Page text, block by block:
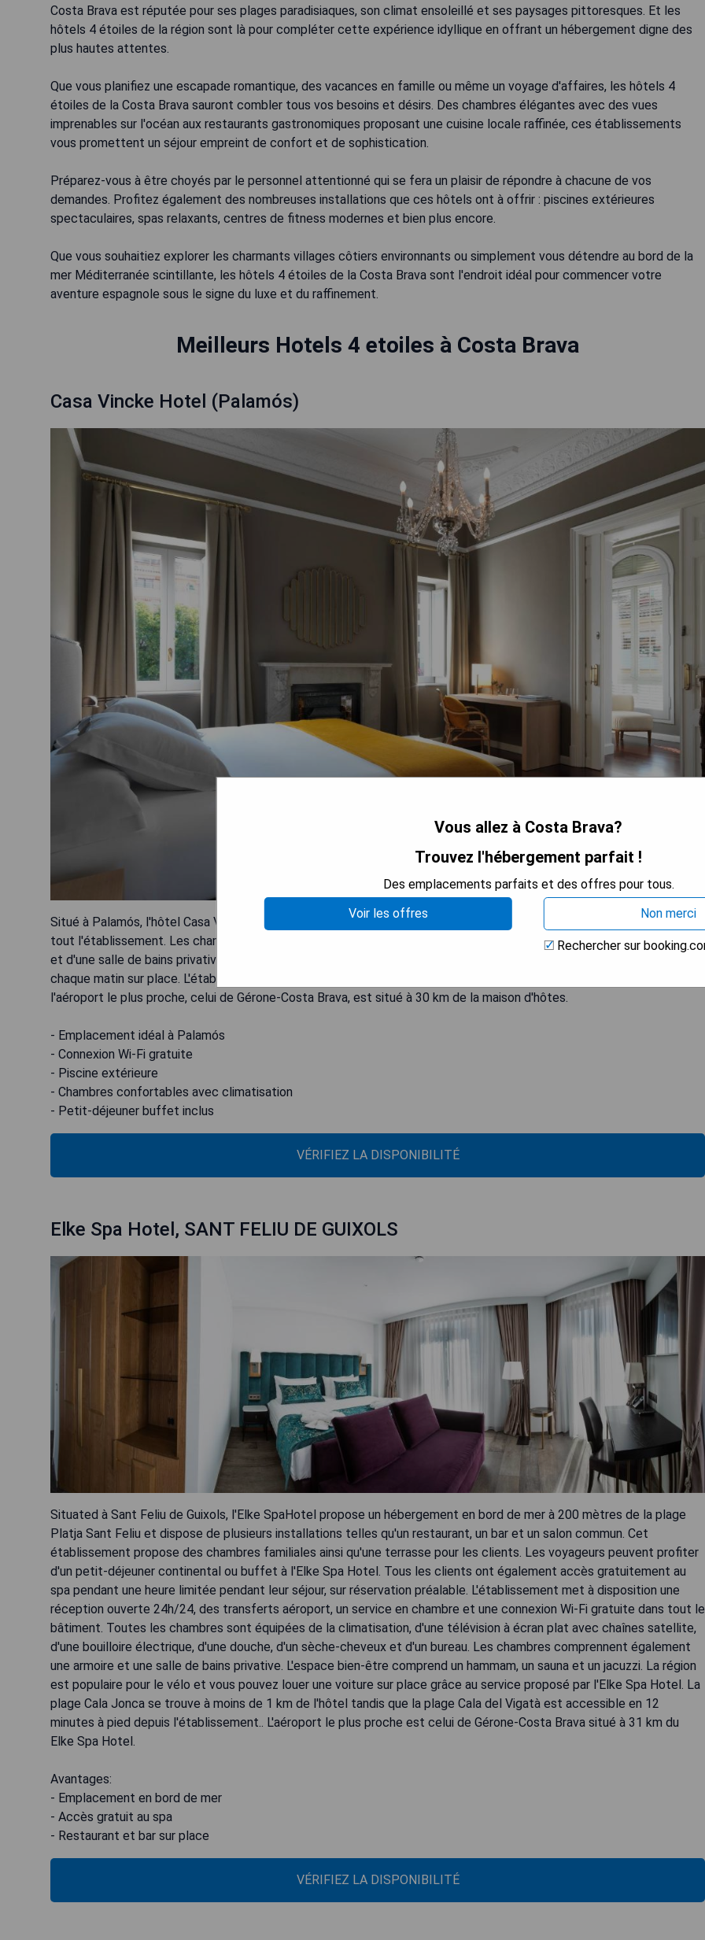
Costa Brava est réputée pour ses plages paradisiaques, son climat ensoleillé et ses paysages pittoresques. Et les
hôtels 4 étoiles de la région sont là pour compléter cette expérience idyllique en offrant un hébergement digne des
plus hautes attentes.
Que vous planifiez une escapade romantique, des vacances en famille ou même un voyage d'affaires, les hôtels 4
étoiles de la Costa Brava sauront combler tous vos besoins et désirs. Des chambres élégantes avec des vues
imprenables sur l'océan aux restaurants gastronomiques proposant une cuisine locale raffinée, ces établissements
vous promettent un séjour empreint de confort et de sophistication.
Préparez-vous à être choyés par le personnel attentionné qui se fera un plaisir de répondre à chacune de vos
demandes. Profitez également des nombreuses installations que ces hôtels ont à offrir : piscines extérieures
spectaculaires, spas relaxants, centres de fitness modernes et bien plus encore.
Que vous souhaitiez explorer les charmants villages côtiers environnants ou simplement vous détendre au bord de la
mer Méditerranée scintillante, les hôtels 4 étoiles de la Costa Brava sont l'endroit idéal pour commencer votre
aventure espagnole sous le signe du luxe et du raffinement.
Meilleurs Hotels 4 etoiles à Costa Brava
Casa Vincke Hotel (Palamós)
Situé à Palamós, l'hôtel Casa Vincke est doté d'un jardin et d'un bar. Une connexion Wi-Fi gratuite est disponible dans
tout l'établissement. Les chambres de cette maison d'hôtes sont équipées d'un bureau, d'une télévision à écran plat
et d'une salle de bains privative. Toutes les unités disposent de la climatisation. Un petit-déjeuner buffet est servi
chaque matin sur place. L'établissement propose également une piscine extérieure. Gérone se trouve à 29 km et
l'aéroport le plus proche, celui de Gérone-Costa Brava, est situé à 30 km de la maison d'hôtes.
- Emplacement idéal à Palamós
- Connexion Wi-Fi gratuite
- Piscine extérieure
- Chambres confortables avec climatisation
- Petit-déjeuner buffet inclus
VÉRIFIEZ LA DISPONIBILITÉ
Elke Spa Hotel, SANT FELIU DE GUIXOLS
Situated à Sant Feliu de Guixols, l'Elke SpaHotel propose un hébergement en bord de mer à 200 mètres de la plage
Platja Sant Feliu et dispose de plusieurs installations telles qu'un restaurant, un bar et un salon commun. Cet
établissement propose des chambres familiales ainsi qu'une terrasse pour les clients. Les voyageurs peuvent profiter
d'un petit-déjeuner continental ou buffet à l'Elke Spa Hotel. Tous les clients ont également accès gratuitement au
spa pendant une heure limitée pendant leur séjour, sur réservation préalable. L'établissement met à disposition une
réception ouverte 24h/24, des transferts aéroport, un service en chambre et une connexion Wi-Fi gratuite dans tout le
bâtiment. Toutes les chambres sont équipées de la climatisation, d'une télévision à écran plat avec chaînes satellite,
d'une bouilloire électrique, d'une douche, d'un sèche-cheveux et d'un bureau. Les chambres comprennent également
une armoire et une salle de bains privative. L'espace bien-être comprend un hammam, un sauna et un jacuzzi. La région
est populaire pour le vélo et vous pouvez louer une voiture sur place grâce au service proposé par l'Elke Spa Hotel. La
plage Cala Jonca se trouve à moins de 1 km de l'hôtel tandis que la plage Cala del Vigatà est accessible en 12
minutes à pied depuis l'établissement.. L'aéroport le plus proche est celui de Gérone-Costa Brava situé à 31 km du
Elke Spa Hotel.
Avantages:
- Emplacement en bord de mer
- Accès gratuit au spa
- Restaurant et bar sur place
VÉRIFIEZ LA DISPONIBILITÉ
Vous allez à Costa Brava?
Trouvez l'hébergement parfait !
Des emplacements parfaits et des offres pour tous.
Voir les offres
Non merci
Rechercher sur